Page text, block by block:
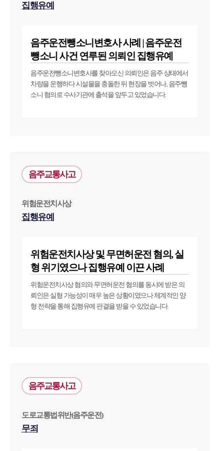
집행유예
음주운전뺑소니변호사 사례 | 음주운전
뺑소니 사건 연루된 의뢰인 집행유예
음주운전뺑소니변호사를 찾아오신 의뢰인은 음주 상태에서
차량을 운행하다 시설물을 충돌한 뒤 현장을 벗어나, 음주뺑
소니 혐의로 수사기관에 출석을 앞두고 있었습니다.
음주교통사고
위험운전치사상
집행유예
위험운전치사상 및 무면허운전 혐의, 실
형 위기였으나 집행유예 이끈 사례
위험운전치사상 혐의와 무면허운전 혐의를 동시에 받은 의
뢰인은 실형 가능성이 매우 높은 상황이였으나 체계적인 양
형 전략을 통해 집행유예 판결을 받을 수 있었습니다.
음주교통사고
도로교통법위반(음주운전)
무죄